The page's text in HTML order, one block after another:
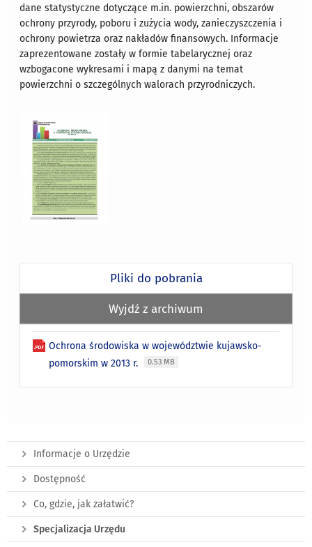
dane statystyczne dotyczące m.in. powierzchni, obszarów
ochrony przyrody, poboru i zużycia wody, zanieczyszczenia i
ochrony powietrza oraz nakładów finansowych. Informacje
zaprezentowane zostały w formie tabelarycznej oraz
wzbogacone wykresami i mapą z danymi na temat
powierzchni o szczególnych walorach przyrodniczych.
Pliki do pobrania
Wyjdź z archiwum
Ochrona środowiska w województwie kujawsko-
pomorskim w 2013 r.
0.53 MB
Informacje o Urzędzie
Dostępność
Co, gdzie, jak załatwić?
Specjalizacja Urzędu